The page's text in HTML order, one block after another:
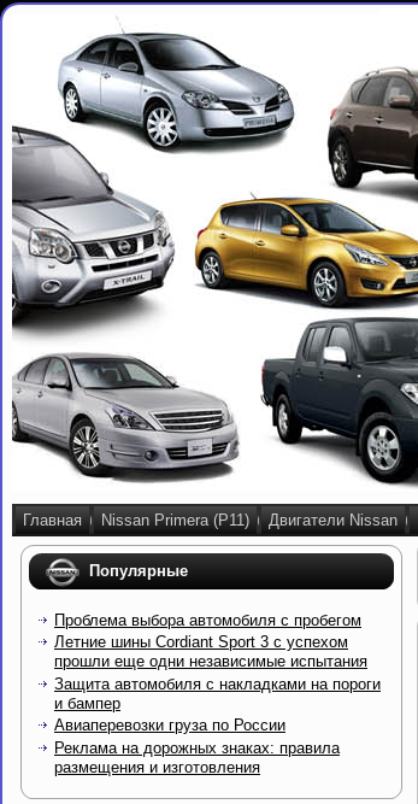
Главная Nissan Primera (P11) Двигатели Nissan
Популярные
Проблема выбора автомобиля с пробегом
Летние шины Cordiant Sport 3 с успехом
прошли еще одни независимые испытания
Защита автомобиля с накладками на пороги
и бампер
Авиаперевозки груза по России
Реклама на дорожных знаках: правила
размещения и изготовления